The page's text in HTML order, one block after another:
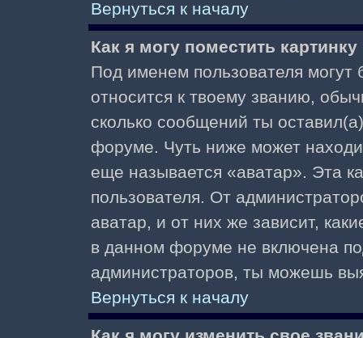
Вернуться к началу
Как я могу поместить
Под именем пользователя могут
относится к твоему званию,
сколько сообщений ты
форуме. Чуть ниже может
еще называется «аватар». Эта
пользователя. От
аватар, и от них же зависит,
в данном форуме не включена
администраторов, ты можешь
Вернуться к началу